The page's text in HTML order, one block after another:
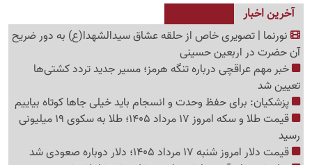
آخرین اخبار
نورنما | تصویری خاص از حلقه عشاق سیدالشهدا(ع) به دور ضریح
آن حضرت در اربعین حسینی
خبر مهم عراقچی درباره تنگه هرمز؛ مسیر جدید تردد کشتی‌ها
تعیین شد
پزشکیان: برای حفظ وحدت و انسجام باید خیلی جاها کوتاه بیاییم
قیمت طلا و سکه امروز 17 مرداد 1405؛ طلا به سکوی 19 میلیونی
رسید
قیمت دلار امروز شنبه 17 مرداد 1405؛ دلار دوباره صعودی شد